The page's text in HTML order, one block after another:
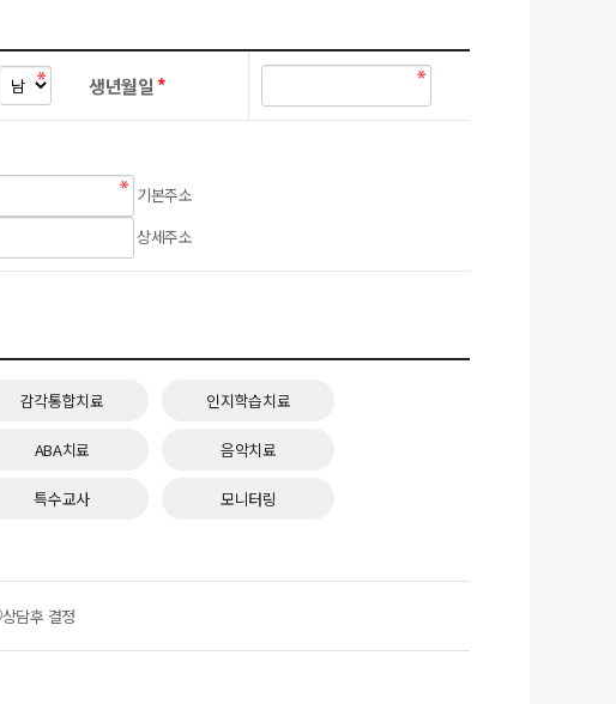
생년월일*
기본주소
상세주소
감각통합치료 인지학습치료
ABA치료 음악치료
특수교사 모니터링
상담후 결정